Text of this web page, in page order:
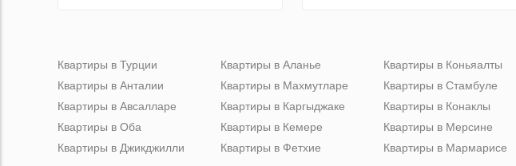
Квартиры в Турции
Квартиры в Анталии
Квартиры в Авсалларе
Квартиры в Оба
Квартиры в Джикджилли
Квартиры в Аланье
Квартиры в Махмутларе
Квартиры в Каргыджаке
Квартиры в Кемере
Квартиры в Фетхие
Квартиры в Коньяалты
Квартиры в Стамбуле
Квартиры в Конаклы
Квартиры в Мерсине
Квартиры в Мармарисе